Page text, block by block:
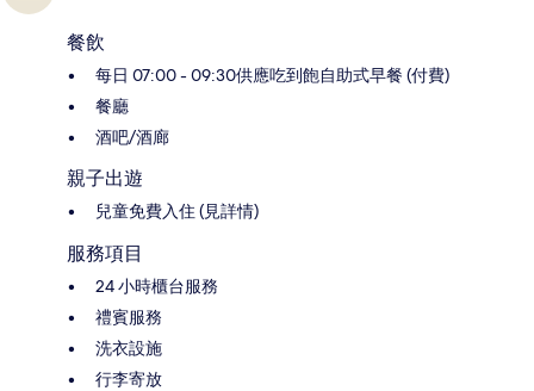
餐飲
每日 07:00 - 09:30供應吃到飽自助式早餐 (付費)
餐廳
酒吧/酒廊
親子出遊
兒童免費入住 (見詳情)
服務項目
24 小時櫃台服務
禮賓服務
洗衣設施
行李寄放